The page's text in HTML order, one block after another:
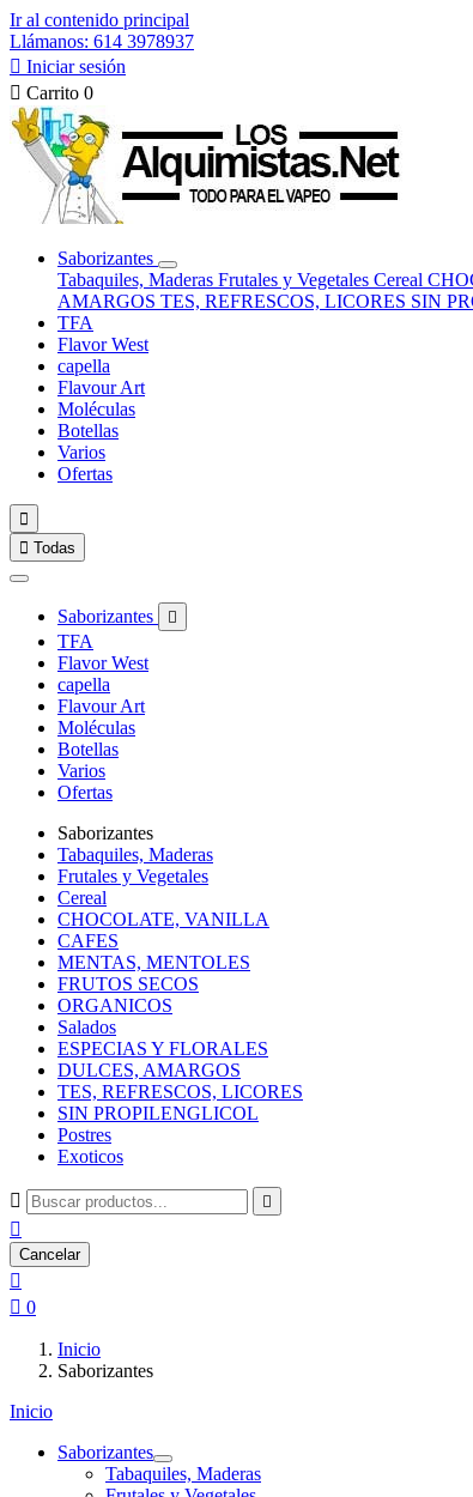
Ir al contenido principal
Llámanos: 614 3978937
 Iniciar sesión
 Carrito 0
Saborizantes
Tabaquiles, Maderas Frutales y Vegetales Cereal
AMARGOS TES, REFRESCOS, LICORES SIN
TFA
Flavor West
capella
Flavour Art
Moléculas
Botellas
Varios
Ofertas

 Todas
Saborizantes 
TFA
Flavor West
capella
Flavour Art
Moléculas
Botellas
Varios
Ofertas
Saborizantes
Tabaquiles, Maderas
Frutales y Vegetales
Cereal
CHOCOLATE, VANILLA
CAFES
MENTAS, MENTOLES
FRUTOS SECOS
ORGANICOS
Salados
ESPECIAS Y FLORALES
DULCES, AMARGOS
TES, REFRESCOS, LICORES
SIN PROPILENGLICOL
Postres
Exoticos
 

Cancelar

 0
Inicio
Saborizantes
Inicio
Saborizantes
Tabaquiles, Maderas